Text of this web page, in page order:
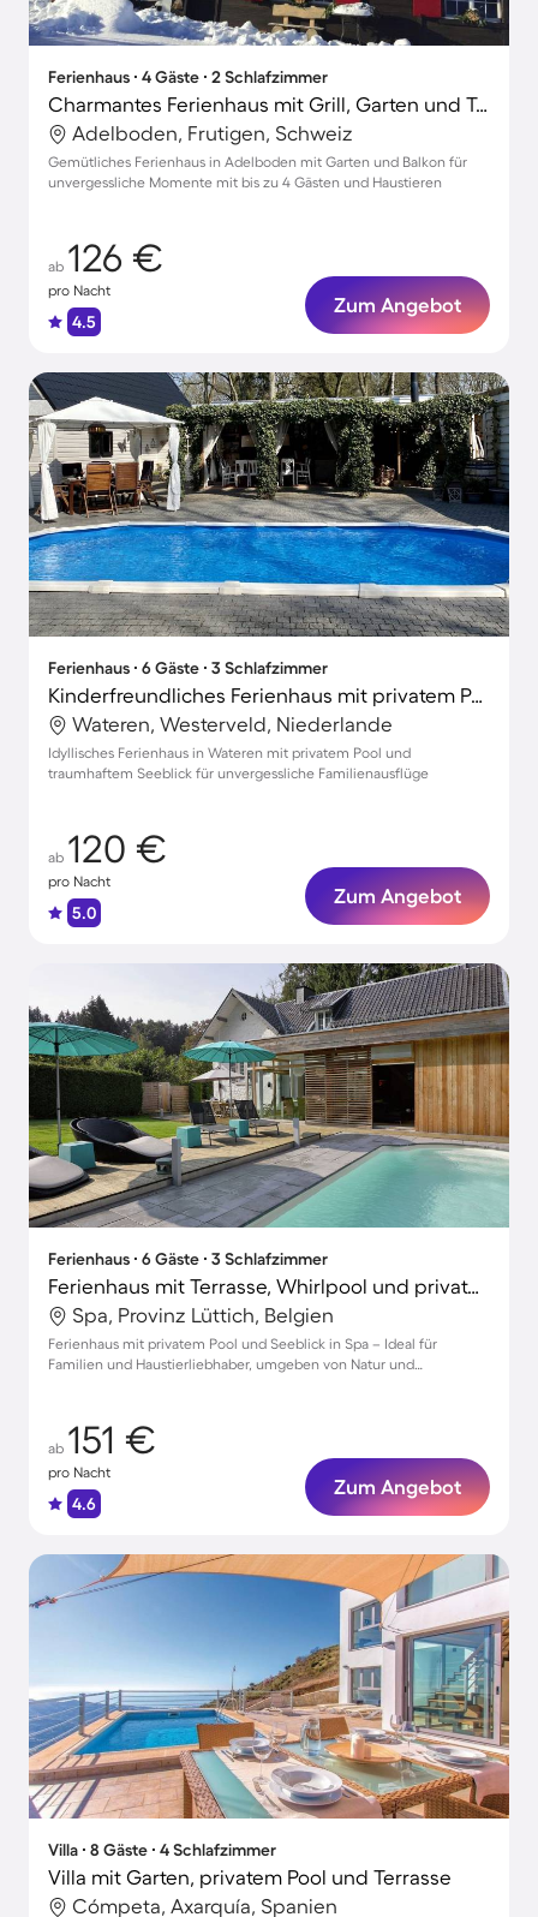
Ferienhaus ∙ 4 Gäste ∙ 2 Schlafzimmer
Charmantes Ferienhaus mit Grill, Garten und Terrasse | Haustiere sind willkommen
Adelboden, Frutigen, Schweiz
Gemütliches Ferienhaus in Adelboden mit Garten und Balkon für
unvergessliche Momente mit bis zu 4 Gästen und Haustieren
ab 126 €
pro Nacht
4.5
Zum Angebot
Ferienhaus ∙ 6 Gäste ∙ 3 Schlafzimmer
Kinderfreundliches Ferienhaus mit privatem Pool, Garten und Terrasse | Seeblick | Haustiere sind willkommen
Wateren, Westerveld, Niederlande
Idyllisches Ferienhaus in Wateren mit privatem Pool und
traumhaftem Seeblick für unvergessliche Familienausflüge
ab 120 €
pro Nacht
5.0
Zum Angebot
Ferienhaus ∙ 6 Gäste ∙ 3 Schlafzimmer
Ferienhaus mit Terrasse, Whirlpool und privatem Pool | Seeblick
Spa, Provinz Lüttich, Belgien
Ferienhaus mit privatem Pool und Seeblick in Spa – Ideal für
Familien und Haustierliebhaber, umgeben von Natur und
ab 151 €
pro Nacht
4.6
Zum Angebot
Villa ∙ 8 Gäste ∙ 4 Schlafzimmer
Villa mit Garten, privatem Pool und Terrasse
Cómpeta, Axarquía, Spanien